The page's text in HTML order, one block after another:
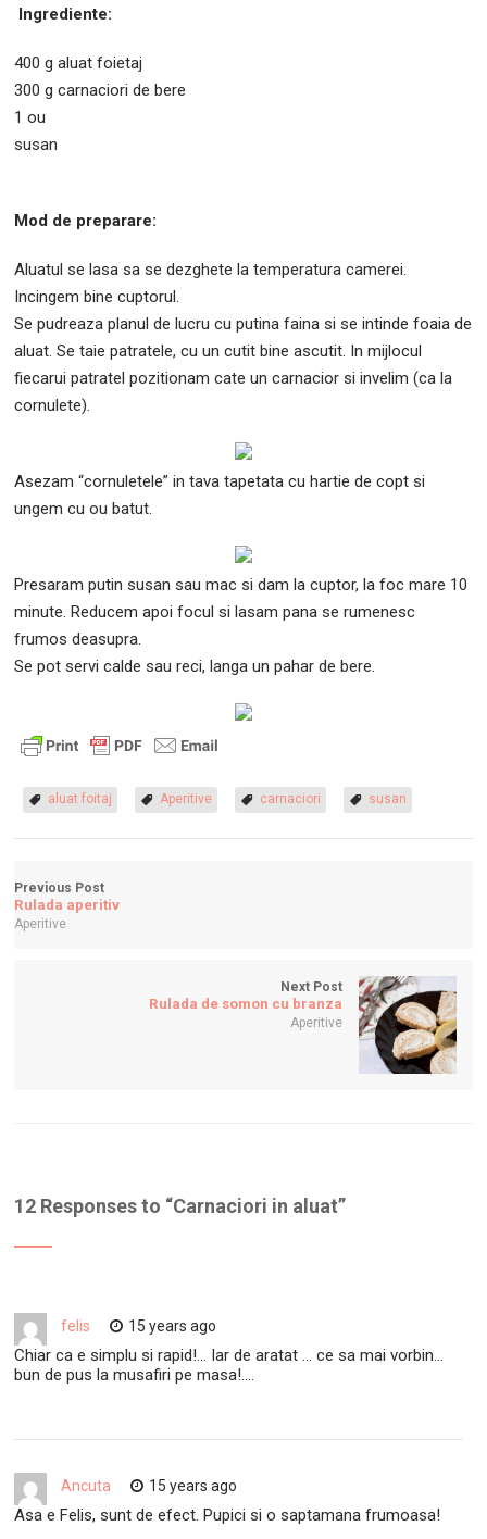
Ingrediente:
400 g aluat foietaj
300 g carnaciori de bere
1 ou
susan
Mod de preparare:
Aluatul se lasa sa se dezghete la temperatura camerei.
Incingem bine cuptorul.
Se pudreaza planul de lucru cu putina faina si se intinde foaia de
aluat. Se taie patratele, cu un cutit bine ascutit. In mijlocul
fiecarui patratel pozitionam cate un carnacior si invelim (ca la
cornulete).
Asezam “cornuletele” in tava tapetata cu hartie de copt si
ungem cu ou batut.
Presaram putin susan sau mac si dam la cuptor, la foc mare 10
minute. Reducem apoi focul si lasam pana se rumenesc
frumos deasupra.
Se pot servi calde sau reci, langa un pahar de bere.
aluat foitaj Aperitive carnaciori susan
Previous Post
Rulada aperitiv
Aperitive
Next Post
Rulada de somon cu branza
Aperitive
12 Responses to “Carnaciori in aluat”
felis 15 years ago
Chiar ca e simplu si rapid!… Iar de aratat … ce sa mai vorbin…
bun de pus la musafiri pe masa!….
Ancuta 15 years ago
Asa e Felis, sunt de efect. Pupici si o saptamana frumoasa!